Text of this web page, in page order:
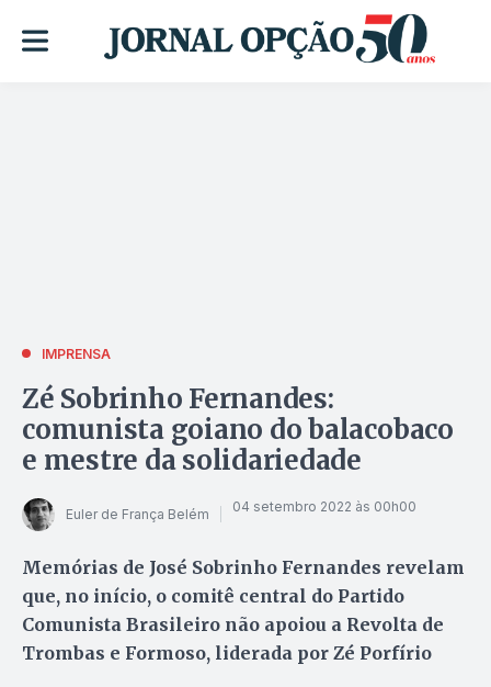
IMPRENSA
Zé Sobrinho Fernandes:
comunista goiano do balacobaco
e mestre da solidariedade
Euler de França Belém 04 setembro 2022 às 00h00
Memórias de José Sobrinho Fernandes revelam
que, no início, o comitê central do Partido
Comunista Brasileiro não apoiou a Revolta de
Trombas e Formoso, liderada por Zé Porfírio